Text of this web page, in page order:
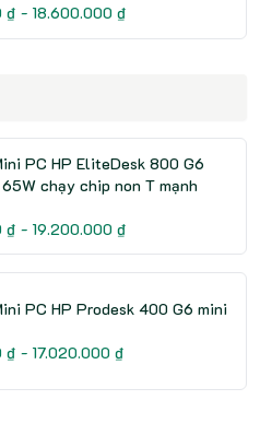
₫ - 18.600.000 ₫
PC HP EliteDesk 800 G6
chạy chip non T mạnh
₫ - 19.200.000 ₫
PC HP Prodesk 400 G6 mini
- 17.020.000 ₫